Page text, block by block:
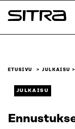
Siirry
suoraan
Sitra
ETUSIVU JULKAISU
JULKAISU